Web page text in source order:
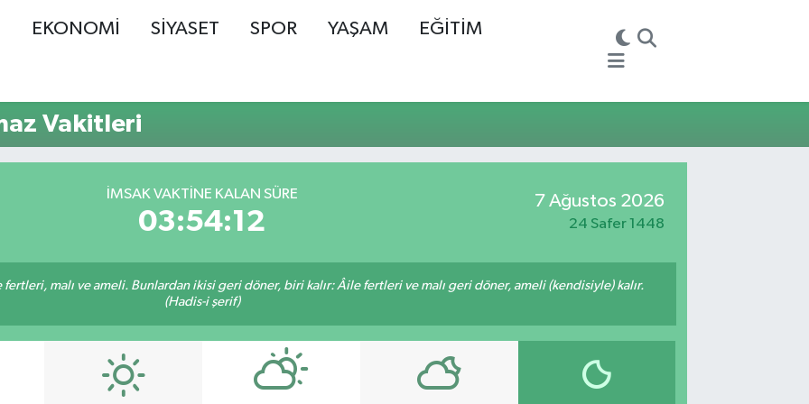
EKONOMİ SİYASET SPOR YAŞAM EĞİTİM
Vakitleri
İMSAK VAKTINE KALAN SÜRE
03:54:11
7 Ağustos 2026
24 Safer 1448
malı ve ameli. Bunlardan ikisi geri döner, biri kalır: Âile fertleri ve malı geri döner, ameli (kendisiyle) kalır.
(Hadis-i şerif)